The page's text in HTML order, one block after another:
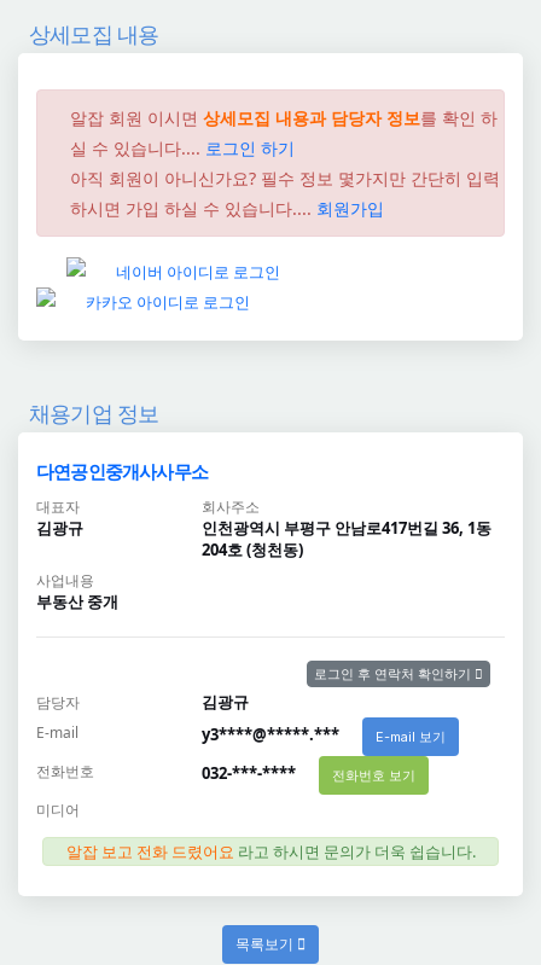
상세모집 내용
알잡 회원 이시면 상세모집 내용과 담당자 정보를 확인 하
실 수 있습니다.... 로그인 하기
아직 회원이 아니신가요? 필수 정보 몇가지만 간단히 입력
하시면 가입 하실 수 있습니다.... 회원가입
채용기업 정보
다연공인중개사사무소
대표자
김광규
회사주소
인천광역시 부평구 안남로417번길 36, 1동
204호 (청천동)
사업내용
부동산 중개
로그인 후 연락처 확인하기
담당자 김광규
E-mail y3****@*****.*** E-mail 보기
전화번호 032-***-**** 전화번호 보기
미디어
알잡 보고 전화 드렸어요 라고 하시면 문의가 더욱 쉽습니다.
목록보기